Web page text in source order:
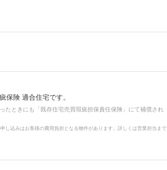
保険 適合住宅です。
たときにも「既存住宅売買瑕疵担保責任保険」にて補償され
し込みはお客様の費用負担となる物件があります。詳しくは営業担当まで